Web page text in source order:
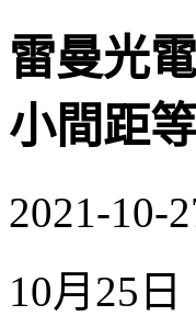
雷曼光
小間距等
2021-10-
10月25